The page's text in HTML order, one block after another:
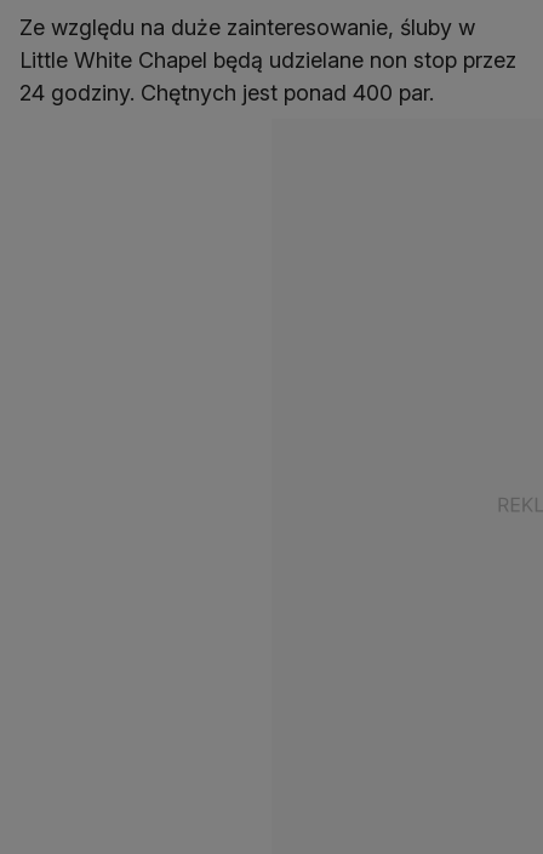
Ze względu na duże zainteresowanie, śluby w
Little White Chapel będą udzielane non stop przez
24 godziny. Chętnych jest ponad 400 par.